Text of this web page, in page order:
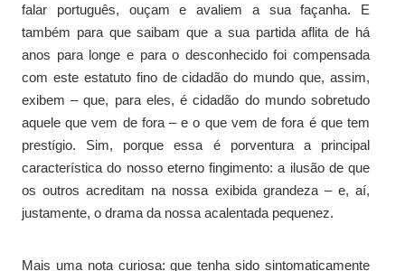
falar português, ouçam e avaliem a sua façanha. E
também para que saibam que a sua partida aflita de há
anos para longe e para o desconhecido foi compensada
com este estatuto fino de cidadão do mundo que, assim,
exibem – que, para eles, é cidadão do mundo sobretudo
aquele que vem de fora – e o que vem de fora é que tem
prestígio. Sim, porque essa é porventura a principal
característica do nosso eterno fingimento: a ilusão de que
os outros acreditam na nossa exibida grandeza – e, aí,
justamente, o drama da nossa acalentada pequenez.
Mais uma nota curiosa: que tenha sido sintomaticamente